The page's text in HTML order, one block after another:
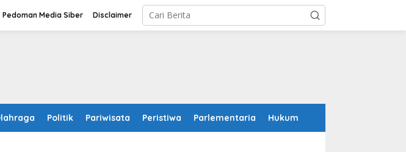
Pedoman Media Siber Disclaimer
Politik Pariwisata Peristiwa Parlementaria Hukum